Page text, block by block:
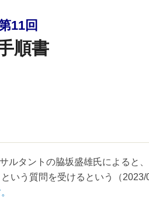
11回
順書
タントの脇坂盛雄氏によると
いう質問を受けるという（